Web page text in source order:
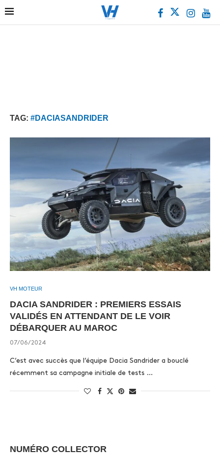
TAG: #DACIASANDRIDER
VH MOTEUR
DACIA SANDRIDER : PREMIERS ESSAIS
VALIDÉS EN ATTENDANT DE LE VOIR
DÉBARQUER AU MAROC
07/06/2024
C’est avec succès que l’équipe Dacia Sandrider a bouclé
récemment sa campagne initiale de tests …
NUMÉRO COLLECTOR